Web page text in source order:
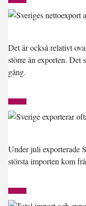
Det är också relativt
större än exporten. Det
gång.
Under juli exporterade
största importen kom